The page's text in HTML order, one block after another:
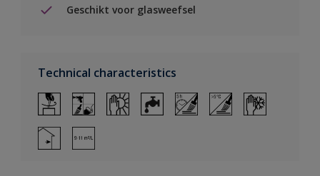
Geschikt voor glasweefsel
Technical characteristics